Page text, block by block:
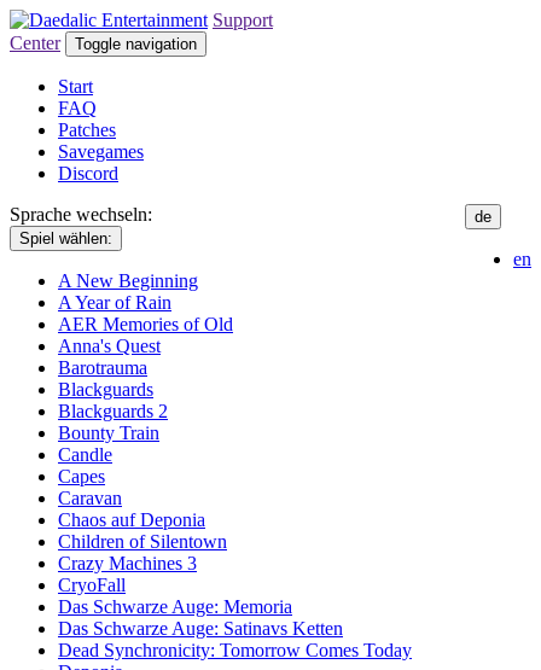
Support
Center
Toggle navigation
Start
FAQ
Patches
Savegames
Discord
Sprache wechseln:
de
en
Spiel wählen:
A New Beginning
A Year of Rain
AER Memories of Old
Anna's Quest
Barotrauma
Blackguards
Blackguards 2
Bounty Train
Candle
Capes
Caravan
Chaos auf Deponia
Children of Silentown
Crazy Machines 3
CryoFall
Das Schwarze Auge: Memoria
Das Schwarze Auge: Satinavs Ketten
Dead Synchronicity: Tomorrow Comes Today